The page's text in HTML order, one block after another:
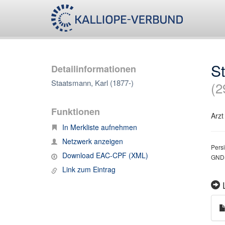
Detailinformationen
Staatsmann, Karl (1877-)
Funktionen
In Merkliste aufnehmen
Netzwerk anzeigen
Download EAC-CPF (XML)
Link zum Eintrag
Arzt